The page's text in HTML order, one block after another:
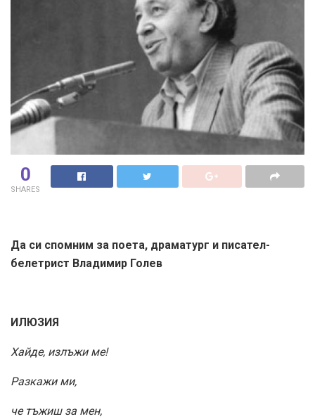
0
SHARES
Да си спомним за поета, драматург и писател-
белетрист Владимир Голев
ИЛЮЗИЯ
Xайде, излъжи ме!
Разкажи ми,
че тъжиш за мен,